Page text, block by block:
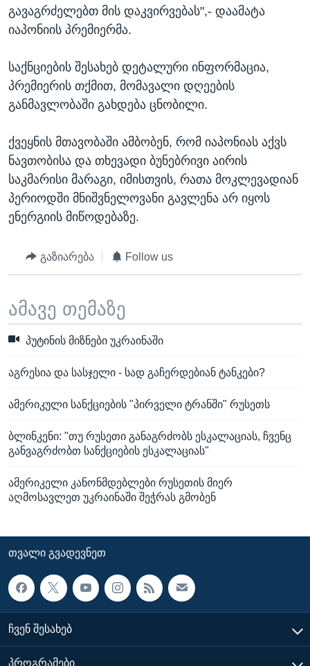
გავაგრძელებთ მის დაკვირვებას",- დაამატა
იაპონიის პრემიერმა.
საქნციების შესახებ დეტალური ინფორმაცია,
პრემიერის თქმით, მომავალი დღეების
განმავლობაში გახდება ცნობილი.
ქვეყნის მთავობაში ამბობენ, რომ იაპონიას აქვს
ნავთობისა და თხევადი ბუნებრივი აირის
საკმარისი მარაგი, იმისთვის, რათა მოკლევადიან
პერიოდში მნიშვნელოვანი გავლენა არ იყოს
ენერგიის მიწოდებაზე.
გაზიარება Follow us
ამავე თემაზე
პუტინის მიზნები უკრაინაში
აგრესია და სასჯელი - სად გაჩერდებიან ტანკები?
ამერიკული სანქციების "პირველი ტრანში" რუსეთს
ბლინკენი: "თუ რუსეთი განაგრძობს ესკალაციას, ჩვენც
განვაგრძობთ სანქციების ესკალაციას"
ამერიკელი კანონმდებლები რუსეთის მიერ
აღმოსავლეთ უკრაინაში შეჭრას გმობენ
ᲗᲕᲐᲚᲘ ᲒᲕᲐᲓᲔᲕᲜᲔᲗ
ᲩᲕᲔᲜ ᲨᲔᲡᲐᲮᲔᲑ
ᲞᲠᲝᲒᲠᲐᲛᲔᲑᲘ